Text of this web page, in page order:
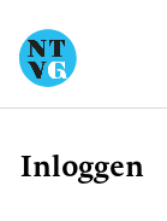
Kruimelpad
Inloggen